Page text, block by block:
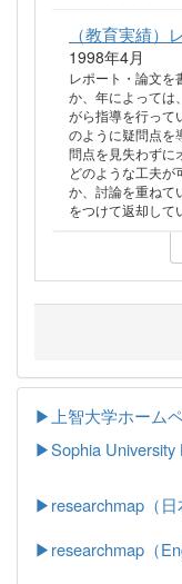
（教育実績）
1998年4月
レポート・論文を
か、年によっては
がら指導を行って
のように疑問点を
問点を見失わずに
どのような工夫
か、討論を重ねて
をつけて返却して
▶上智大学ホーム
▶Sophia University
▶researchmap（日
▶researchmap（